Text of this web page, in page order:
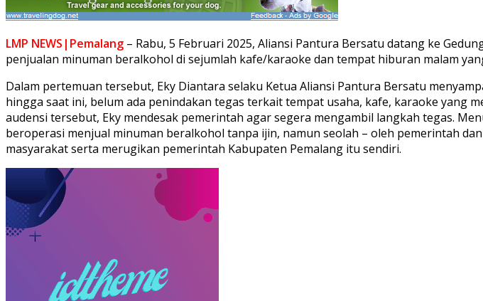
LMP NEWS|Pemalang – Rabu, 5 Februari 2025, Aliansi Pantura Bersatu datang ke
penjualan minuman beralkohol di sejumlah kafe/karaoke dan tempat hiburan malam
Dalam pertemuan tersebut, Eky Diantara selaku Ketua Aliansi Pantura Bersatu
hingga saat ini, belum ada penindakan tegas terkait tempat usaha, kafe, karaoke yang
audensi tersebut, Eky mendesak pemerintah agar segera mengambil langkah tegas.
beroperasi menjual minuman beralkohol tanpa ijin, namun seolah – oleh pemerintah
masyarakat serta merugikan pemerintah Kabupaten Pemalang itu sendiri.